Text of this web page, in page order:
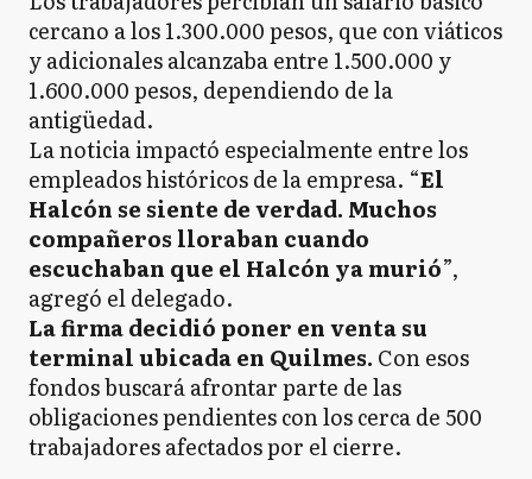
cercano a los 1.300.000 pesos, que con viáticos
y adicionales alcanzaba entre 1.500.000 y
1.600.000 pesos, dependiendo de la
antigüedad.
La noticia impactó especialmente entre los
empleados históricos de la empresa. “El
Halcón se siente de verdad. Muchos
compañeros lloraban cuando
escuchaban que el Halcón ya murió”,
agregó el delegado.
La firma decidió poner en venta su
terminal ubicada en Quilmes. Con esos
fondos buscará afrontar parte de las
obligaciones pendientes con los cerca de 500
trabajadores afectados por el cierre.